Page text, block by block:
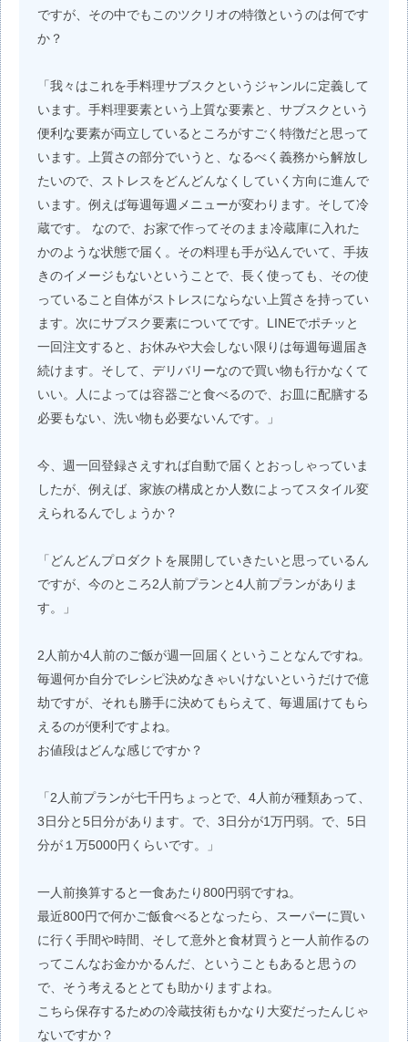
ですが、その中でもこのツクリオの特徴というのは何です
か？
「我々はこれを手料理サブスクというジャンルに定義して
います。手料理要素という上質な要素と、サブスクという
便利な要素が両立しているところがすごく特徴だと思って
います。上質さの部分でいうと、なるべく義務から解放し
たいので、ストレスをどんどんなくしていく方向に進んで
います。例えば毎週毎週メニューが変わります。そして冷
蔵です。 なので、お家で作ってそのまま冷蔵庫に入れた
かのような状態で届く。その料理も手が込んでいて、手抜
きのイメージもないということで、長く使っても、その使
っていること自体がストレスにならない上質さを持ってい
ます。次にサブスク要素についてです。LINEでポチッと
一回注文すると、お休みや大会しない限りは毎週毎週届き
続けます。そして、デリバリーなので買い物も行かなくて
いい。人によっては容器ごと食べるので、お皿に配膳する
必要もない、洗い物も必要ないんです。」
今、週一回登録さえすれば自動で届くとおっしゃっていま
したが、例えば、家族の構成とか人数によってスタイル変
えられるんでしょうか？
「どんどんプロダクトを展開していきたいと思っているん
ですが、今のところ2人前プランと4人前プランがありま
す。」
2人前か4人前のご飯が週一回届くということなんですね。
毎週何か自分でレシピ決めなきゃいけないというだけで億
劫ですが、それも勝手に決めてもらえて、毎週届けてもら
えるのが便利ですよね。
お値段はどんな感じですか？
「2人前プランが七千円ちょっとで、4人前が種類あって、
3日分と5日分があります。で、3日分が1万円弱。で、5日
分が１万5000円くらいです。」
一人前換算すると一食あたり800円弱ですね。
最近800円で何かご飯食べるとなったら、スーパーに買い
に行く手間や時間、そして意外と食材買うと一人前作るの
ってこんなお金かかるんだ、ということもあると思うの
で、そう考えるととても助かりますよね。
こちら保存するための冷蔵技術もかなり大変だったんじゃ
ないですか？